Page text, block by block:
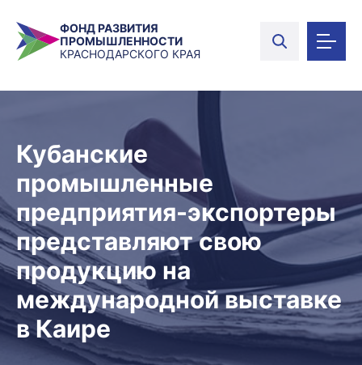
ФОНД РАЗВИТИЯ
ПРОМЫШЛЕННОСТИ
КРАСНОДАРСКОГО КРАЯ
Кубанские
промышленные
предприятия-экспортеры
представляют свою
продукцию на
международной выставке
в Каире